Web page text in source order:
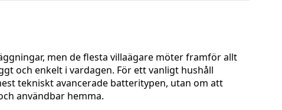
men de flesta villaägare möter framför allt
och enkelt i vardagen. För ett vanligt hushåll
tekniskt avancerade batteritypen, utan om att
användbar hemma.